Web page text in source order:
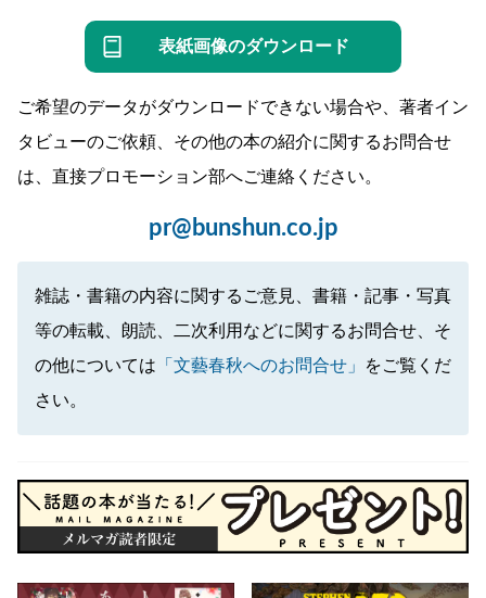
表紙画像のダウンロード
ご希望のデータがダウンロードできない場合や、著者イン
タビューのご依頼、その他の本の紹介に関するお問合せ
は、直接プロモーション部へご連絡ください。
pr@bunshun.co.jp
雑誌・書籍の内容に関するご意見、書籍・記事・写真
等の転載、朗読、二次利用などに関するお問合せ、そ
の他については 「文藝春秋へのお問合せ」
をご覧くだ
さい。